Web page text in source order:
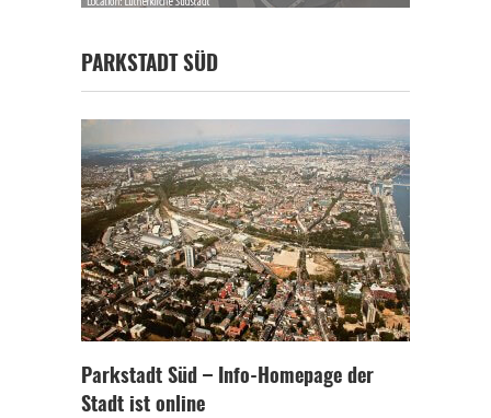
PARKSTADT SÜD
Parkstadt Süd – Info-Homepage der
Stadt ist online